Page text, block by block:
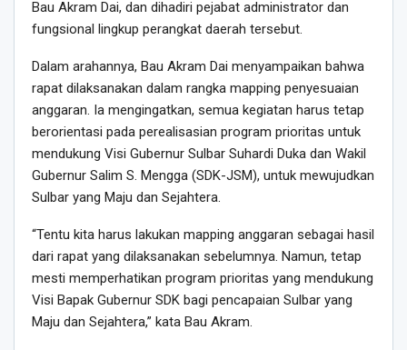
Bau Akram Dai, dan dihadiri pejabat administrator dan
fungsional lingkup perangkat daerah tersebut.
Dalam arahannya, Bau Akram Dai menyampaikan bahwa
rapat dilaksanakan dalam rangka mapping penyesuaian
anggaran. Ia mengingatkan, semua kegiatan harus tetap
berorientasi pada perealisasian program prioritas untuk
mendukung Visi Gubernur Sulbar Suhardi Duka dan Wakil
Gubernur Salim S. Mengga (SDK-JSM), untuk mewujudkan
Sulbar yang Maju dan Sejahtera.
“Tentu kita harus lakukan mapping anggaran sebagai hasil
dari rapat yang dilaksanakan sebelumnya. Namun, tetap
mesti memperhatikan program prioritas yang mendukung
Visi Bapak Gubernur SDK bagi pencapaian Sulbar yang
Maju dan Sejahtera,” kata Bau Akram.